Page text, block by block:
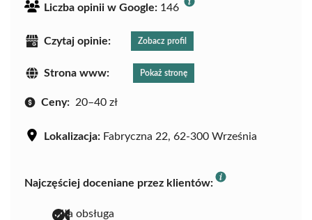
Liczba opinii w Google: 146
Czytaj opinie: Zobacz profil
Strona www: Pokaż stronę
Ceny: 20–40 zł
Lokalizacja: Fabryczna 22, 62-300 Września
Najczęściej doceniane przez klientów:
miła obsługa